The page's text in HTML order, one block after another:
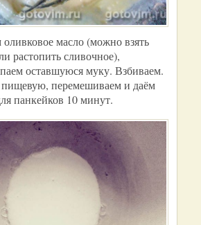
масло (можно взять
растопить сливочное),
оставшуюся муку. Взбиваем.
пищевую, перемешиваем и даём
панкейков 10 минут.